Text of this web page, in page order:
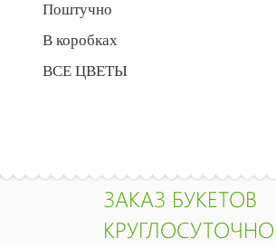
Поштучно
В коробках
ВСЕ ЦВЕТЫ
ЗАКАЗ БУКЕТОВ
КРУГЛОСУТОЧНО